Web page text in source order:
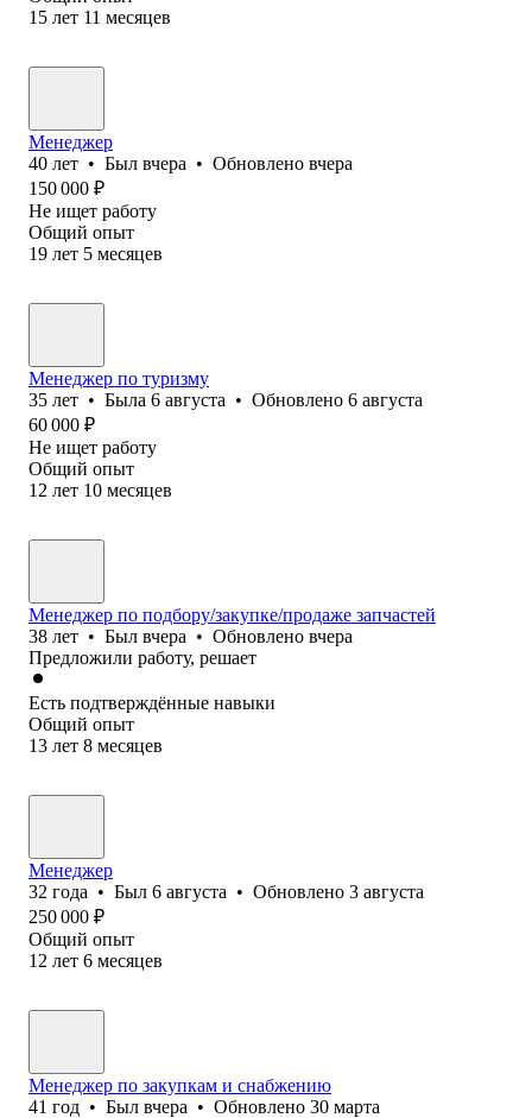
15 лет 11 месяцев
Менеджер
40 лет • Был вчера • Обновлено вчера
150 000 ₽
Не ищет работу
Общий опыт
19 лет 5 месяцев
Менеджер по туризму
35 лет • Была 6 августа • Обновлено 6 августа
60 000 ₽
Не ищет работу
Общий опыт
12 лет 10 месяцев
Менеджер по подбору/закупке/продаже запчастей
38 лет • Был вчера • Обновлено вчера
Предложили работу, решает
Есть подтверждённые навыки
Общий опыт
13 лет 8 месяцев
Менеджер
32 года • Был 6 августа • Обновлено 3 августа
250 000 ₽
Общий опыт
12 лет 6 месяцев
Менеджер по закупкам и снабжению
41 год • Был вчера • Обновлено 30 марта